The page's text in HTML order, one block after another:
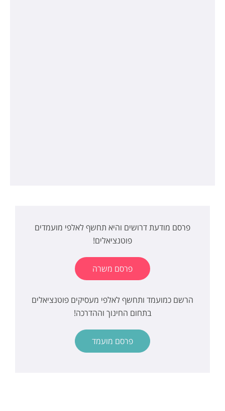
פרסם מודעת דרושים והיא תחשף לאלפי מועמדים
פוטנציאלים!
פרסם משרה
הרשם כמועמד ותחשף לאלפי מעסיקים פוטנציאלים
בתחום החינוך וההדרכה!
פרסם מועמד